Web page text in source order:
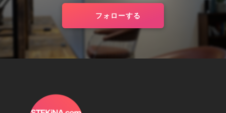
フォローする